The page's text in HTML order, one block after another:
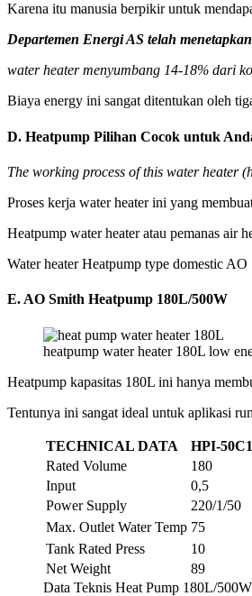
Karena itu manusia berpikir untuk
Departemen Energi AS telah
water heater menyumbang 14-18% dari
Biaya energy ini sangat ditentukan oleh
D. Heatpump Pilihan Cocok untuk
The working process of this water heater
Proses kerja water heater ini yang
Heatpump water heater atau pemanas air
Water heater Heatpump type domestic
E. AO Smith Heatpump 180L/500W
heatpump water heater 180L low
Heatpump kapasitas 180L ini hanya
Tentunya ini sangat ideal untuk aplikasi
TECHNICAL DATA HPI-50C1
Rated Volume
180
Input
0,5
Power Supply
220/1/50
Max. Outlet Water Temp 75
Tank Rated Press
10
Net Weight
89
Data Teknis Heat Pump 180L/500W